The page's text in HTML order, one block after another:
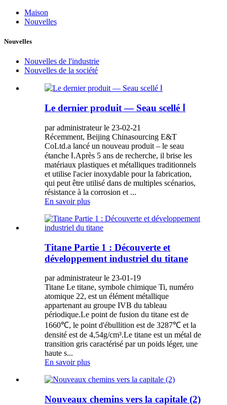
Maison
Nouvelles
Nouvelles
Nouvelles de l'industrie
Nouvelles de la société
Le dernier produit — Seau scellé Ⅰ
par administrateur le 23-02-21
Récemment, Beijing Chinasourcing E&T
CoLtd.a lancé un nouveau produit – le seau
étanche Ⅰ.Après 5 ans de recherche, il brise les
matériaux plastiques et métalliques traditionnels
et utilise l'acier inoxydable pour la fabrication,
qui peut être utilisé dans de multiples scénarios,
résistance à la corrosion et ...
En savoir plus
Titane Partie 1 : Découverte et
développement industriel du titane
par administrateur le 23-01-19
Titane Le titane, symbole chimique Ti, numéro
atomique 22, est un élément métallique
appartenant au groupe IVB du tableau
périodique.Le point de fusion du titane est de
1660℃, le point d'ébullition est de 3287℃ et la
densité est de 4,54g/cm³.Le titane est un métal de
transition gris caractérisé par un poids léger, une
haute s...
En savoir plus
Nouveaux chemins vers la capitale (2)